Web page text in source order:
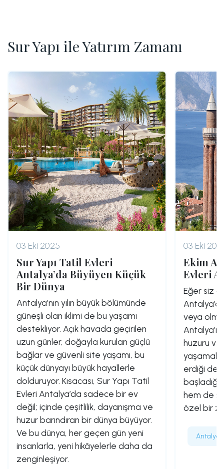
Sur Yapı ile Yatırım Zamanı
03 Eki 2025
Sur Yapı Tatil Evleri
Antalya’da Büyüyen Küçük
Bir Dünya
Antalya’nın yılın büyük bölümünde
güneşli olan iklimi de bu yaşamı
destekliyor. Açık havada geçirilen
uzun günler, doğayla kurulan güçlü
bağlar ve güvenli site yaşamı, bu
küçük dünyayı büyük hayallerle
dolduruyor. Kısacası, Sur Yapı Tatil
Evleri Antalya’da sadece bir ev
değil; içinde çeşitlilik, dayanışma ve
huzur barındıran bir dünya büyüyor.
Ve bu dünya, her geçen gün yeni
insanlarla, yeni hikâyelerle daha da
zenginleşiyor.
03 Eki
Ekim
Evleri
Eğer siz
veya
huzuru ve
erdiği
hem de
özel bir